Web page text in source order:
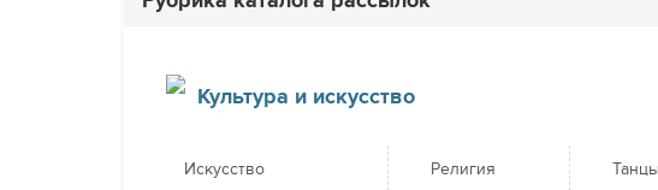
Культура и искусство
Искусство Религия Танцы